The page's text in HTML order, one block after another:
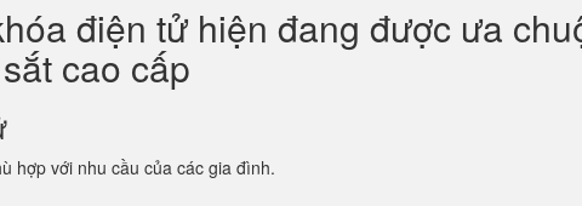
điện tử hiện đang được ưa
cao cấp
hợp với nhu cầu của các gia đình.